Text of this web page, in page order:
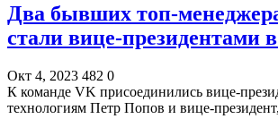
Два бывших топ-
стали вице-президентами
Окт 4, 2023 482 0
К команде VK присоединились вице-
технологиям Петр Попов и вице-